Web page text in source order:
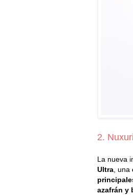
2.
La nueva
Ultra , una
azafrán y